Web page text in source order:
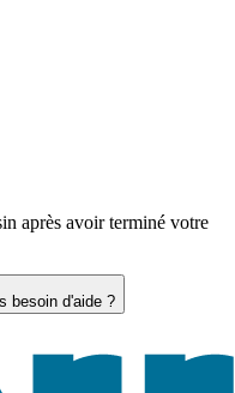
après avoir terminé votre
besoin d'aide ?